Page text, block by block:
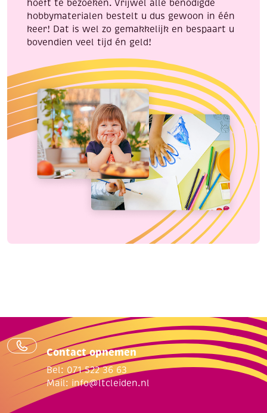
hoeft te bezoeken. Vrijwel alle benodigde
hobbymaterialen bestelt u dus gewoon in één
keer! Dat is wel zo gemakkelijk en bespaart u
bovendien veel tijd én geld!
Contact opnemen
Bel: 071 522 36 63
Mail: info@ltcleiden.nl